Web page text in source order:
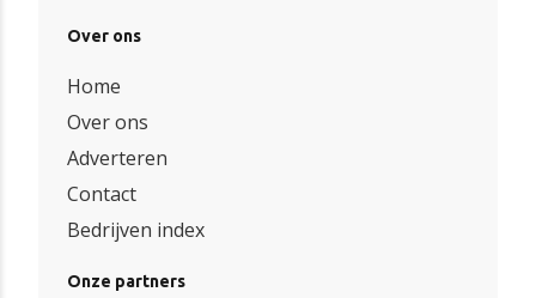
Over ons
Home
Over ons
Adverteren
Contact
Bedrijven index
Onze partners